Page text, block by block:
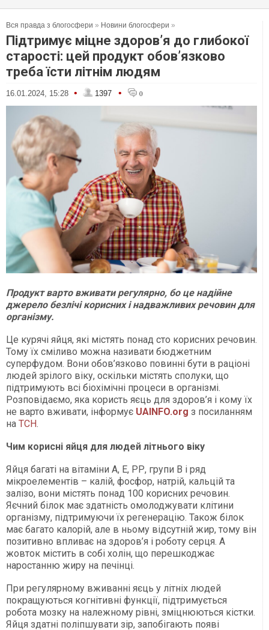
Вся правда з блогосфери » Новини блогосфери »
Підтримує міцне здоров’я до глибокої
старості: цей продукт обов’язково
треба їсти літнім людям
16.01.2024, 15:28 • 1397 • 0
Продукт варто вживати регулярно, бо це надійне
джерело безлічі корисних і надважливих речовин для
організму.
Це курячі яйця, які містять понад сто корисних речовин.
Тому їх сміливо можна називати бюджетним
суперфудом. Вони обов’язково повинні бути в раціоні
людей зрілого віку, оскільки містять сполуки, що
підтримують всі біохімічні процеси в організмі.
Розповідаємо, яка користь яєць для здоров’я і кому їх
не варто вживати, інформує UAINFO.org з посиланням
на ТСН.
Чим корисні яйця для людей літнього віку
Яйця багаті на вітаміни А, Е, РР, групи В і ряд
мікроелементів – калій, фосфор, натрій, кальцій та
залізо, вони містять понад 100 корисних речовин.
Яєчний білок має здатність омолоджувати клітини
організму, підтримуючи їх регенерацію. Також білок
має багато калорій, але в ньому відсутній жир, тому він
позитивно впливає на здоров’я і роботу серця. А
жовток містить в собі холін, що перешкоджає
наростанню жиру на печінці.
При регулярному вживанні яєць у літніх людей
покращуються когнітивні функції, підтримується
робота мозку на належному рівні, зміцнюються кістки.
Яйця здатні поліпшувати зір, запобігають появі